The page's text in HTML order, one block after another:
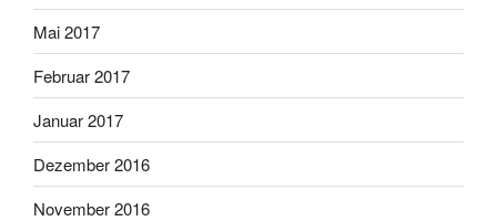
Mai 2017
Februar 2017
Januar 2017
Dezember 2016
November 2016